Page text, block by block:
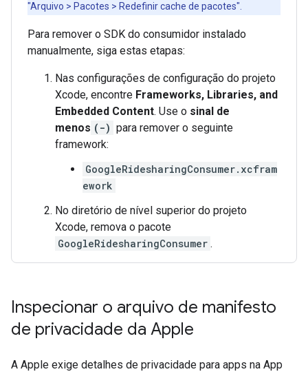
"Arquivo > Pacotes > Redefinir cache de pacotes".
Para remover o SDK do consumidor instalado
manualmente, siga estas etapas:
Nas configurações de configuração do projeto
Xcode, encontre Frameworks, Libraries, and
Embedded Content. Use o sinal de
menos (-) para remover o seguinte
framework:
GoogleRidesharingConsumer.xcfram
ework
No diretório de nível superior do projeto
Xcode, remova o pacote
GoogleRidesharingConsumer .
Inspecionar o arquivo de manifesto
de privacidade da Apple
A Apple exige detalhes de privacidade para apps na App